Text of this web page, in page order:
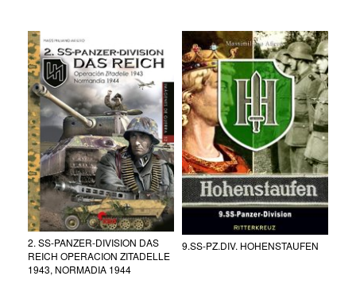
2. SS-PANZER-DIVISION DAS
REICH OPERACION ZITADELLE
1943, NORMADIA 1944
9.SS-PZ.DIV. HOHENSTAUFEN